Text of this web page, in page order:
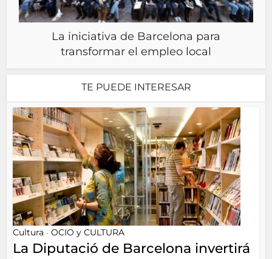
La iniciativa de Barcelona para
transformar el empleo local
TE PUEDE INTERESAR
Cultura • OCIO y CULTURA
La Diputació de Barcelona invertirá